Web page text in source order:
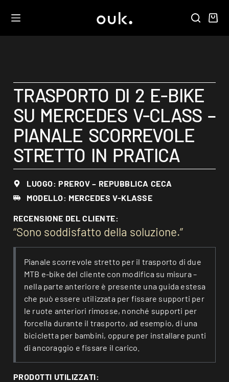
TRASPORTO DI 2 E-BIKE
SU MERCEDES V-CLASS –
PIANALE SCORREVOLE
STRETTO IN PRATICA
LUOGO: PREROV – REPUBBLICA CECA
MODELLO: MERCEDES V-KLASSE
RECENSIONE DEL CLIENTE:
“Sono soddisfatto della soluzione.”
Pianale scorrevole stretto per il trasporto di due
MTB e-bike del cliente con modifica su misura –
nella parte anteriore è presente una guida estesa
che può essere utilizzata per fissare supporti per
le ruote anteriori rimosse, nonché supporti per
forcella durante il trasporto, ad esempio, di una
bicicletta per bambini, oppure per installare punti
di ancoraggio e fissare il carico.
PRODOTTI UTILIZZATI: